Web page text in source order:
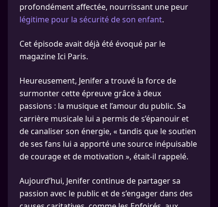
profondément affectée, nourrissant une peur
légitime pour la sécurité de son enfant.
Cet épisode avait déjà été évoqué par le
magazine Ici Paris.
Heureusement, Jenifer a trouvé la force de
surmonter cette épreuve grâce à deux
passions : la musique et l’amour du public. Sa
carrière musicale lui a permis de s’épanouir et
de canaliser son énergie, « tandis que le soutien
de ses fans lui a apporté une source inépuisable
de courage et de motivation », était-il rappelé.
Aujourd’hui, Jenifer continue de partager sa
passion avec le public et de s’engager dans des